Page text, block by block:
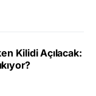
Kilidi Açılacak: